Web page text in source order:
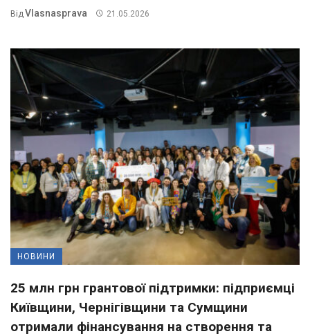
Від Vlasnasprava 21.05.2026
НОВИНИ
25 млн грн грантової підтримки: підприємці
Київщини, Чернігівщини та Сумщини
отримали фінансування на створення та